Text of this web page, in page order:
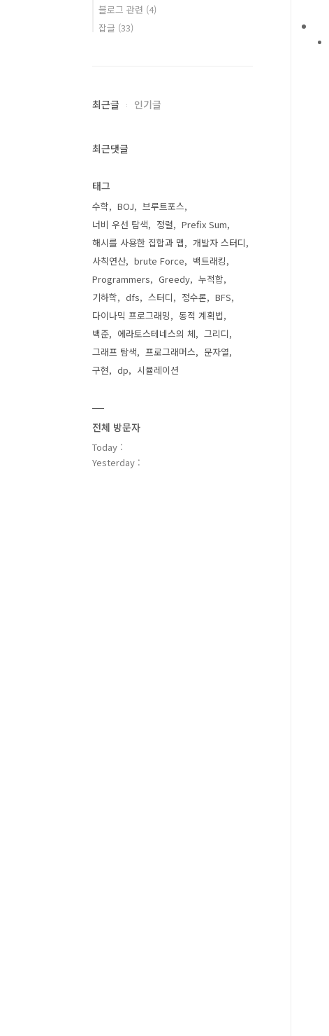
블로그 관련 (4)
잡글 (33)
최근글 인기글
최근댓글
태그
수학 BOJ
브루트포스
너비 우선 탐색
정렬
Prefix Sum
해시를 사용한 집합과 맵
개발자 스터디
사칙연산
brute Force
백트래킹
Programmers
Greedy
누적합
기하학
dfs 스터디 정수론
BFS
다이나믹 프로그래밍
동적 계획법
백준
에라토스테네스의 체
그리디
그래프 탐색
프로그래머스
문자열
구현
dp 시뮬레이션
전체 방문자
Today :
Yesterday :